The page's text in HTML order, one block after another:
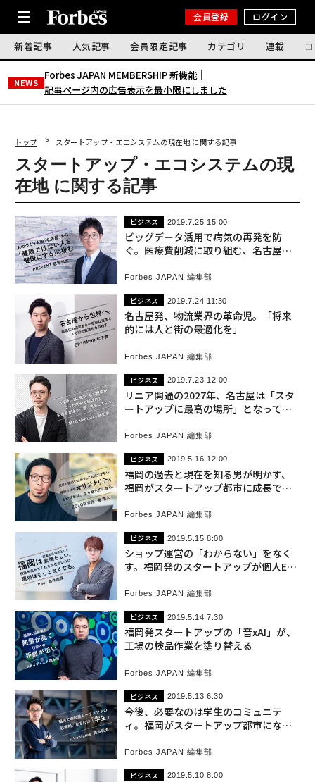
会員登録 ログイン
新着記事 人気記事 会員限定記事 カテゴリ 連載
NEWS
Forbes JAPAN MEMBERSHIP 新機能｜
記事ページ内の広告表示を最小限にしました
トップ スタートアップ・エコシステムの現在地 に関する記事
スタートアップ・エコシステムの現
在地 に関する記事
ビジネス 2019.7.25 15:00
ビッグデータ活用で病気の再発を防
ぐ。医療費削減に取り組む、名古屋大
Forbes JAPAN 編集部
ビジネス 2019.7.24 11:30
名古屋発、物流業界の革命児。「将来
的には人と街の最適化を」
Forbes JAPAN 編集部
ビジネス 2019.7.23 12:00
リニア開通の2027年、名古屋は「スタ
ートアップに最高の場所」となってい
Forbes JAPAN 編集部
ビジネス 2019.5.16 12:00
福岡の過去と現在を知る男が明かす、
福岡がスタートアップ都市に成長でき
Forbes JAPAN 編集部
ビジネス 2019.5.15 8:00
ショップ運営の「わからない」をなく
す。福岡発のスタートアップが個人EC
Forbes JAPAN 編集部
ビジネス 2019.5.14 7:30
福岡発スタートアップの「音xAI」が、
工場の検品作業を塗り替える
Forbes JAPAN 編集部
ビジネス 2019.5.13 6:30
今後、必要なのは学生のコミュニテ
ィ。福岡がスタートアップ都市になる
Forbes JAPAN 編集部
ビジネス 2019.5.10 8:00